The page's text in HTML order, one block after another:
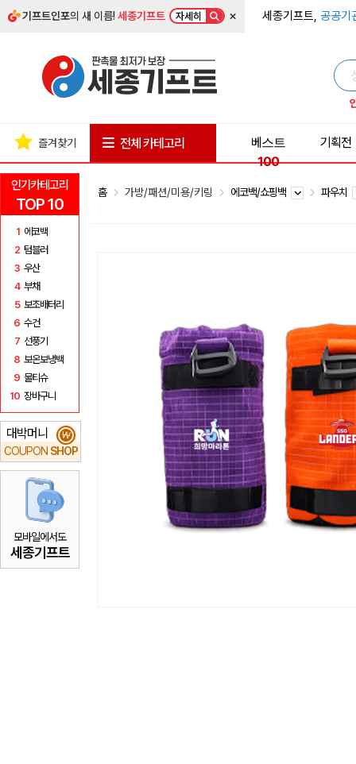
기프트인포의 새 이름!세종기프트 자세히 × 세종기프트, 공공기
인기카테고리
TOP 10
1 에코백
2 텀블러
3 우산
4 부채
5 보조배터리
6 수건
7 선풍기
8 보온보냉백
9 물티슈
10 장바구니
대박머니
COUPON SHOP
₩
모바일에서도
세종기프트
즐겨찾기 전체 카테고리
베스트
100
기획전
홈 가방/패션/미용/키링 에코백/쇼핑백 파우치